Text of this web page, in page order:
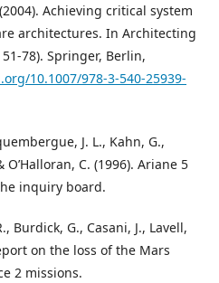
Achieving critical system
architectures. In Architecting
78). Springer, Berlin,
10.1007/978-3-540-25939-
J. L., Kahn, G.,
C. (1996). Ariane 5
inquiry board.
Burdick, G., Casani, J., Lavell,
on the loss of the Mars
2 missions.